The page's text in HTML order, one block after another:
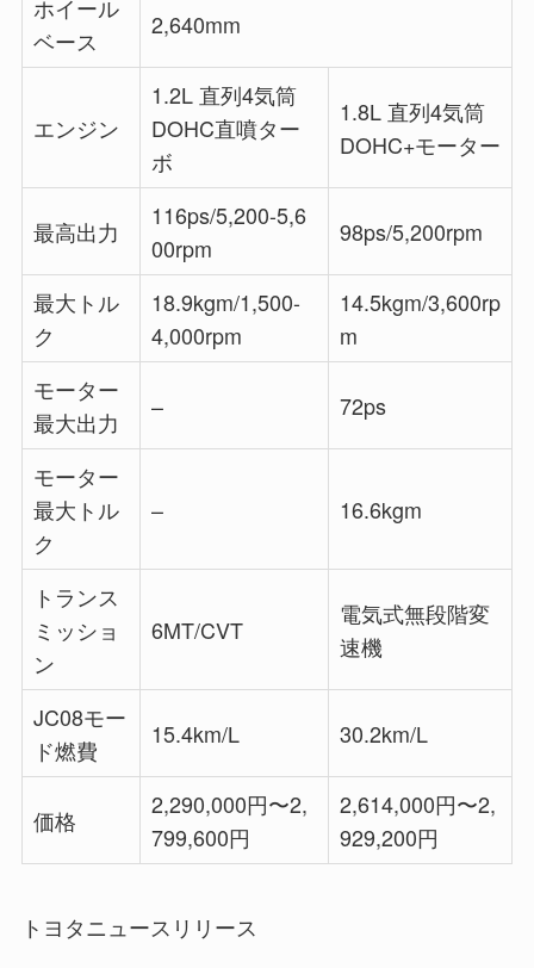
ホイール
ベース
2,640mm
エンジン
1.2L 直列4気筒
DOHC直噴ター
ボ
1.8L 直列4気筒
DOHC+モーター
最高出力
116ps/5,200-5,6
00rpm
98ps/5,200rpm
最大トル
ク
18.9kgm/1,500-
4,000rpm
14.5kgm/3,600rp
m
モーター
最大出力
– 72ps
モーター
最大トル
ク
– 16.6kgm
トランス
ミッショ
ン
6MT/CVT
電気式無段階変
速機
JC08モー
ド燃費
15.4km/L 30.2km/L
価格
2,290,000円〜2,
799,600円
2,614,000円〜2,
929,200円
トヨタニュースリリース